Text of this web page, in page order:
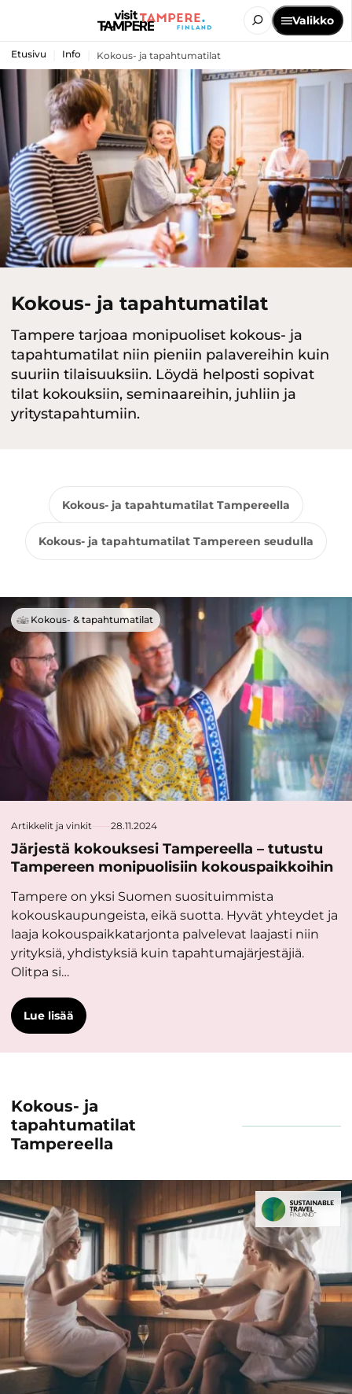
Valikko
Etusivu Info Kokous- ja tapahtumatilat
Kokous- ja tapahtumatilat
Tampere tarjoaa monipuoliset kokous- ja
tapahtumatilat niin pieniin palavereihin kuin
suuriin tilaisuuksiin. Löydä helposti sopivat
tilat kokouksiin, seminaareihin, juhliin ja
yritystapahtumiin.
Kokous- ja tapahtumatilat Tampereella
Kokous- ja tapahtumatilat Tampereen seudulla
Kokous- & tapahtumatilat
Artikkelit ja vinkit 28.11.2024
Järjestä kokouksesi Tampereella – tutustu
Tampereen monipuolisiin kokouspaikkoihin
Tampere on yksi Suomen suosituimmista
kokouskaupungeista, eikä suotta. Hyvät yhteydet ja
laaja kokouspaikkatarjonta palvelevat laajasti niin
yrityksiä, yhdistyksiä kuin tapahtumajärjestäjiä.
Olitpa si…
Lue lisää
Kokous- ja
tapahtumatilat
Tampereella